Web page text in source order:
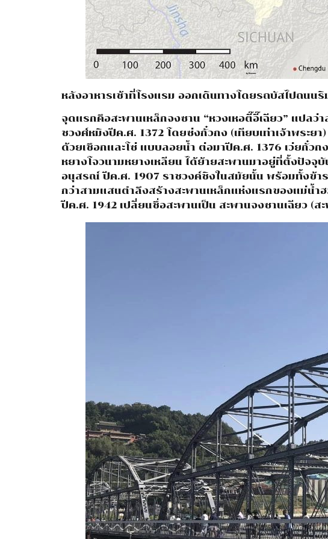
หลังอาหารเช้าที่โรงแรม ออกเดินทางโดยรถบัสไปถนน
จุดแรกคือสะพานเหล็กจงซาน “หวงเหอตี๊อี๊เฉียว” แปล
ชวงศ์หมิงปีค.ศ. 1372 โดยซ่งกั๋วกง (เทียบเท่าเจ้าพระย
ด้วยเชือกและโซ่ แบบลอยน้ำ ต่อมาปีค.ศ. 1376 เว่ยกั๋ว
หยางโจวนามหยางเหลียน ได้ย้ายสะพานมาอยู่ที่ตั้งปัจจุ
อนุสรณ์ ปีค.ศ. 1907 ราชวงค์ชิงในสมัยนั้น พร้อมทั้งข้า
กว่าสามแสนตำลึงสร้างสะพานเหล็กแห่งแรกของแม่น้ำฮ
ปีค.ศ. 1942 เปลี่ยนชื่อสะพานเป็น สะพานจงซานเฉียว (